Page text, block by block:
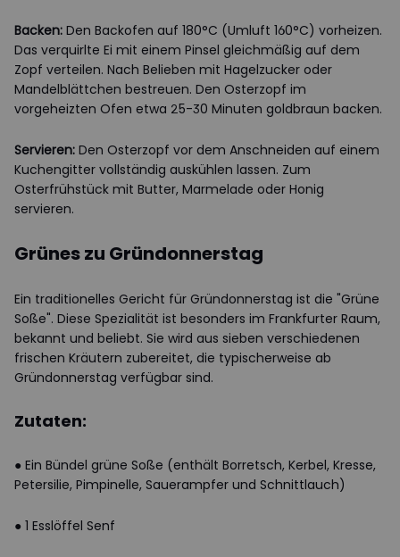
Backen: Den Backofen auf 180°C (Umluft 160°C) vorheizen.
Das verquirlte Ei mit einem Pinsel gleichmäßig auf dem
Zopf verteilen. Nach Belieben mit Hagelzucker oder
Mandelblättchen bestreuen. Den Osterzopf im
vorgeheizten Ofen etwa 25-30 Minuten goldbraun backen.
Servieren: Den Osterzopf vor dem Anschneiden auf einem
Kuchengitter vollständig auskühlen lassen. Zum
Osterfrühstück mit Butter, Marmelade oder Honig
servieren.
Grünes zu Gründonnerstag
Ein traditionelles Gericht für Gründonnerstag ist die "Grüne
Soße". Diese Spezialität ist besonders im Frankfurter Raum,
bekannt und beliebt. Sie wird aus sieben verschiedenen
frischen Kräutern zubereitet, die typischerweise ab
Gründonnerstag verfügbar sind.
Zutaten:
● Ein Bündel grüne Soße (enthält Borretsch, Kerbel, Kresse,
Petersilie, Pimpinelle, Sauerampfer und Schnittlauch)
● 1 Esslöffel Senf